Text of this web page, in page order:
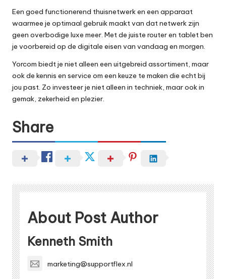
Een goed functionerend thuisnetwerk en een apparaat
waarmee je optimaal gebruik maakt van dat netwerk zijn
geen overbodige luxe meer. Met de juiste router en tablet ben
je voorbereid op de digitale eisen van vandaag en morgen.
Yorcom biedt je niet alleen een uitgebreid assortiment, maar
ook de kennis en service om een keuze te maken die echt bij
jou past. Zo investeer je niet alleen in techniek, maar ook in
gemak, zekerheid en plezier.
Share
About Post Author
Kenneth Smith
marketing@supportflex.nl